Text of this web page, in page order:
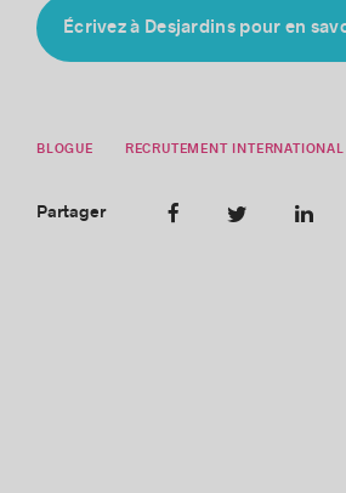
Écrivez à Desjardins pour en
BLOGUE RECRUTEMENT INTERNATIONAL
Partager